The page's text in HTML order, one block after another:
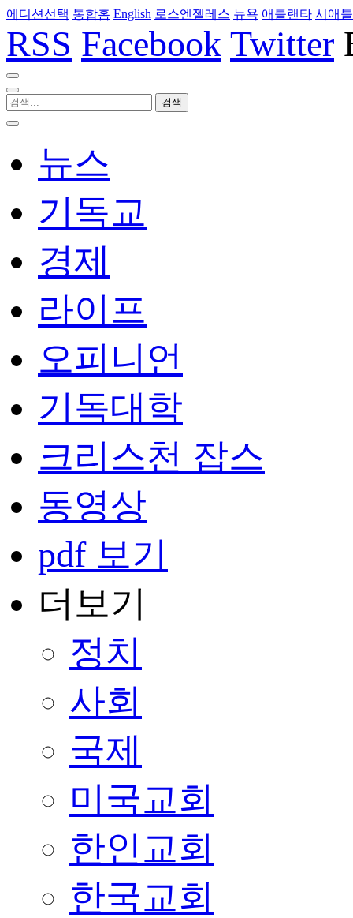
에디션선택 통합홈 English 로스엔젤레스 뉴욕 애틀랜타 시애틀
RSS Facebook Twitter
뉴스
기독교
경제
라이프
오피니언
기독대학
크리스천 잡스
동영상
pdf 보기
더보기
정치
사회
국제
미국교회
한인교회
한국교회